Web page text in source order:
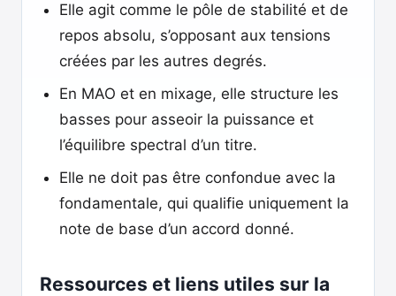
Elle agit comme le pôle de stabilité et de
repos absolu, s’opposant aux tensions
créées par les autres degrés.
En MAO et en mixage, elle structure les
basses pour asseoir la puissance et
l’équilibre spectral d’un titre.
Elle ne doit pas être confondue avec la
fondamentale, qui qualifie uniquement la
note de base d’un accord donné.
Ressources et liens utiles sur la